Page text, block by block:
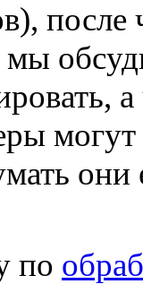
после
мы
по